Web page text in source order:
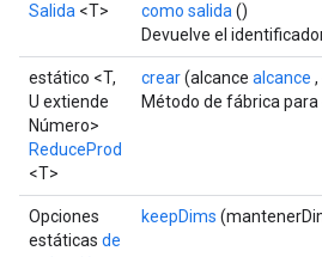
Salida <T> como salida ()
Devuelve el
estático <T,
U extiende
Número>
ReduceProd
<T>
crear(alcance alcance
Método de fábrica
Opciones
estáticas de
keepDims